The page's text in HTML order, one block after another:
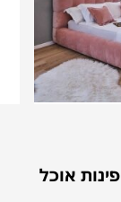
פינות אוכל